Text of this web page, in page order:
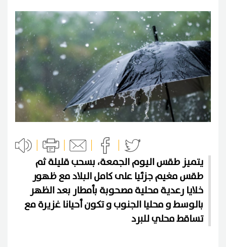
يتميز طقس اليوم الجمعة، بسحب قليلة ثم
طقس مغيم جزئيا على كامل البلاد مع ظهور
خلايا رعدية محلية مصحوبة بأمطار بعد الظهر
بالوسط و محليا الجنوب و تكون أحيانا غزيرة مع
تساقط محلي للبرد